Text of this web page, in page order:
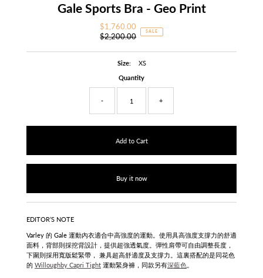
Gale Sports Bra - Geo Print
Sale
Price
$1,760.00
Regular
$2,200.00
SALE
Size:
XS
Quantity
- +
Buy it now
EDITOR’S NOTE
Varley 的 Gale 運動內衣適合中高強度的運動。使用具高強度支撐力的舒適
面料，背部則採挖背設計，提供超強透氣度。彈性肩帶可自由調整長度，
下圍則採用寬版鬆緊帶， 兼具超高舒適度及支撐力。這裏搭配的是同花色
的 Willoughby Capri Tight運動緊身褲，同款另有深藍色 。